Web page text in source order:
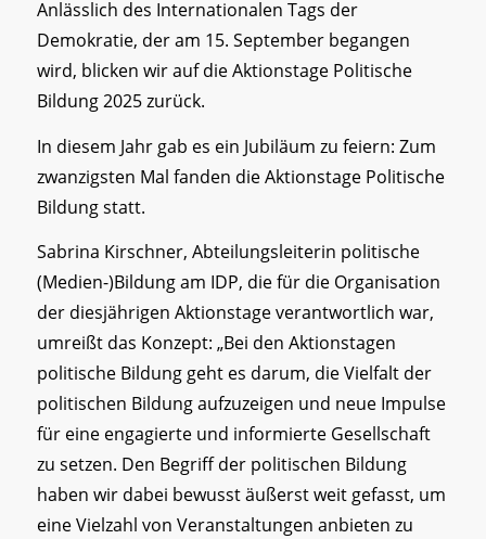
Anlässlich des Internationalen Tags der
Demokratie, der am 15. September begangen
wird, blicken wir auf die Aktionstage Politische
Bildung 2025 zurück.
In diesem Jahr gab es ein Jubiläum zu feiern: Zum
zwanzigsten Mal fanden die Aktionstage Politische
Bildung statt.
Sabrina Kirschner, Abteilungsleiterin politische
(Medien-)Bildung am IDP, die für die Organisation
der diesjährigen Aktionstage verantwortlich war,
umreißt das Konzept: „Bei den Aktionstagen
politische Bildung geht es darum, die Vielfalt der
politischen Bildung aufzuzeigen und neue Impulse
für eine engagierte und informierte Gesellschaft
zu setzen. Den Begriff der politischen Bildung
haben wir dabei bewusst äußerst weit gefasst, um
eine Vielzahl von Veranstaltungen anbieten zu